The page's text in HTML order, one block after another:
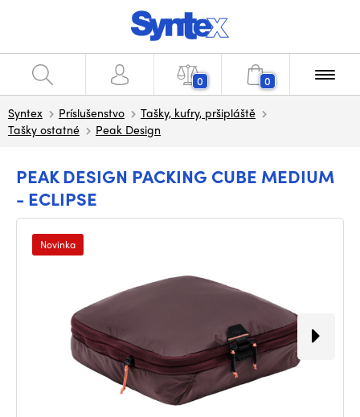
0 0
Syntex Príslušenstvo
Tašky, kufry, pršipláště
Tašky ostatné
Peak Design
PEAK DESIGN PACKING CUBE MEDIUM
- ECLIPSE
Novinka